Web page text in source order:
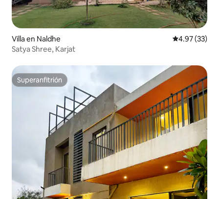
Villa en Naldhe Calificación
4.97 (33)
Satya Shree, Karjat
Superanfitrión
Superanfitrión